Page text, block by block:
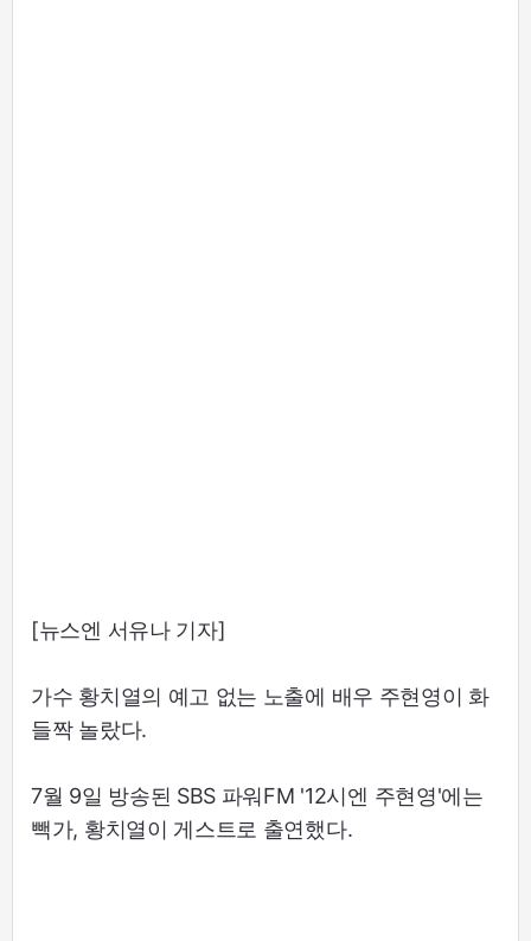
[뉴스엔 서유나 기자]
가수 황치열의 예고 없는 노출에 배우 주현영이 화
들짝 놀랐다.
7월 9일 방송된 SBS 파워FM '12시엔 주현영'에는
빽가, 황치열이 게스트로 출연했다.